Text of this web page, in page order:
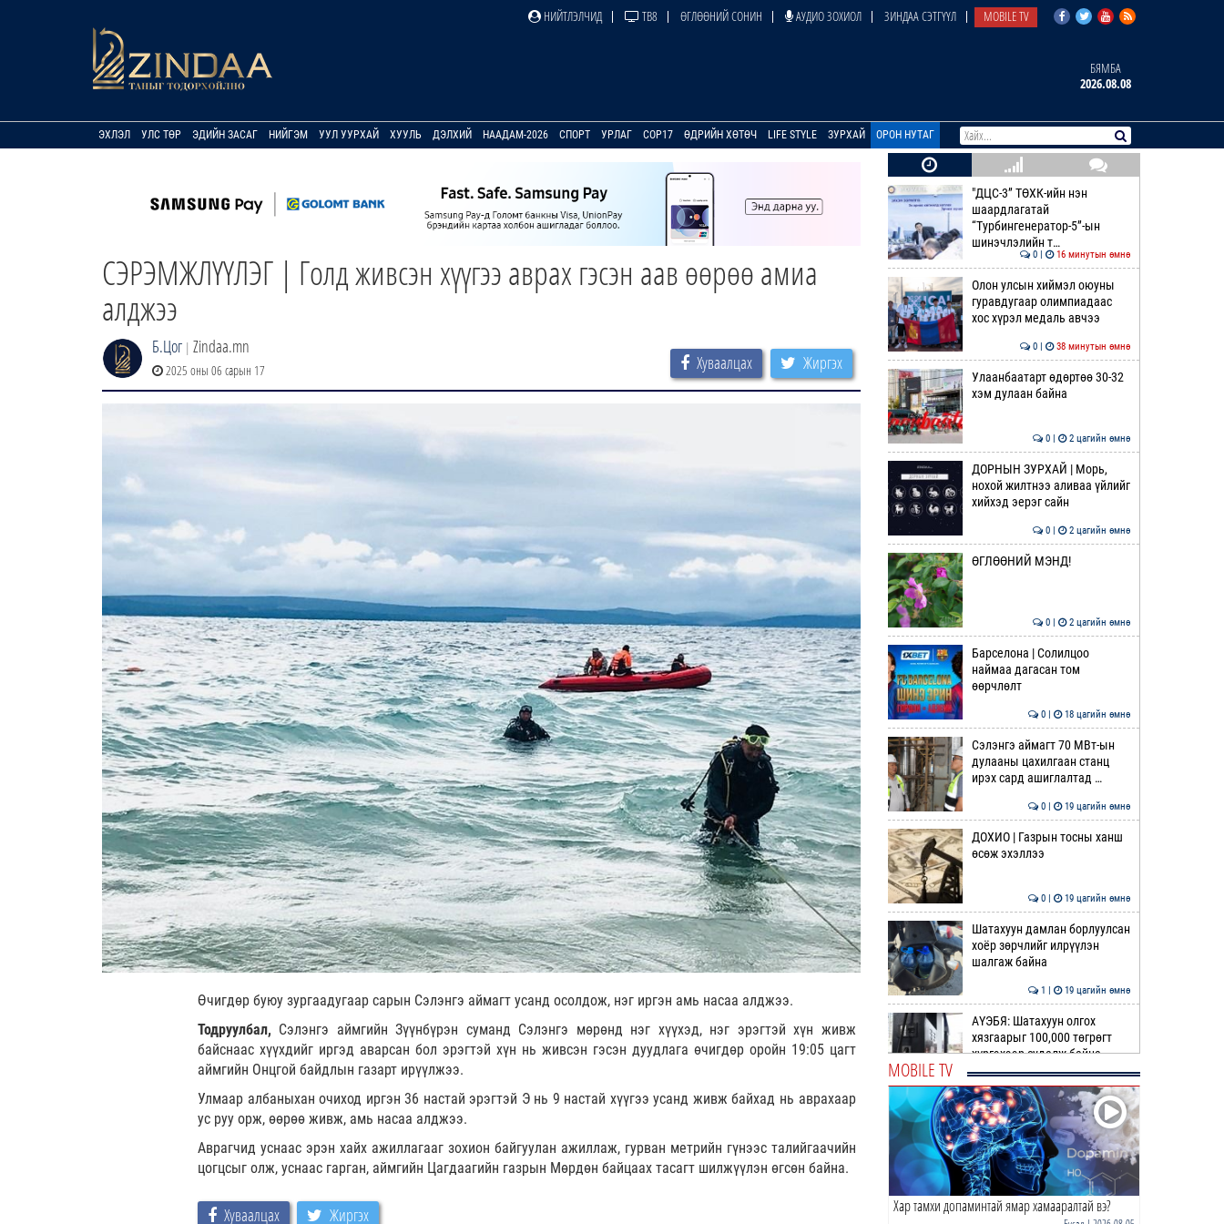
НИЙТЛЭЛЧИД ТВ8 ӨГЛӨӨНИЙ СОНИН АУДИО ЗОХИОЛ ЗИНДАА СЭТГҮҮЛ MOBILE TV
БЯМБА
2026.08.08
ЭХЛЭЛ УЛС ТӨР ЭДИЙН ЗАСАГ НИЙГЭМ УУЛ УУРХАЙ ХУУЛЬ ДЭЛХИЙ НААДАМ-2026 СПОРТ УРЛАГ COP17 ӨДРИЙН ХӨТӨЧ LIFE STYLE ЗУРХАЙ ОРОН НУТАГ
СЭРЭМЖЛҮҮЛЭГ | Голд живсэн хүүгээ аврах гэсэн аав өөрөө амиа
алджээ
Б.Цог | Zindaa.mn
2025 оны 06 сарын 17 Хуваалцах Жиргэх
Өчигдөр буюу зургаадугаар сарын Сэлэнгэ аймагт усанд осолдож, нэг иргэн амь насаа алджээ.
Тодруулбал, Сэлэнгэ аймгийн Зүүнбүрэн суманд Сэлэнгэ мөрөнд нэг хүүхэд, нэг эрэгтэй хүн живж
байснаас хүүхдийг иргэд аварсан бол эрэгтэй хүн нь живсэн гэсэн дуудлага өчигдөр оройн 19:05 цагт
аймгийн Онцгой байдлын газарт ирүүлжээ.
Улмаар албаныхан очиход иргэн 36 настай эрэгтэй Э нь 9 настай хүүгээ усанд живж байхад нь аврахаар
ус руу орж, өөрөө живж, амь насаа алджээ.
Аврагчид уснаас эрэн хайх ажиллагааг зохион байгуулан ажиллаж, гурван метрийн гүнээс талийгаачийн
цогцсыг олж, уснаас гарган, аймгийн Цагдаагийн газрын Мөрдөн байцаах тасагт шилжүүлэн өгсөн байна.
Хуваалцах Жиргэх
"ДЦС-3” ТӨХК-ийн нэн
шаардлагатай
“Турбингенератор-5”-ын
шинэчлэлийн т…
0 | 16 минутын өмнө
Олон улсын хиймэл оюуны
гуравдугаар олимпиадаас
хос хүрэл медаль авчээ
0 | 38 минутын өмнө
Улаанбаатарт өдөртөө 30-32
хэм дулаан байна
0 | 2 цагийн өмнө
ДОРНЫН ЗУРХАЙ | Морь,
нохой жилтнээ аливаа үйлийг
хийхэд эерэг сайн
0 | 2 цагийн өмнө
ӨГЛӨӨНИЙ МЭНД!
0 | 2 цагийн өмнө
Барселона | Солилцоо
наймаа дагасан том
өөрчлөлт
0 | 18 цагийн өмнө
Сэлэнгэ аймагт 70 МВт-ын
дулааны цахилгаан станц
ирэх сард ашиглалтад …
0 | 19 цагийн өмнө
ДОХИО | Газрын тосны ханш
өсөж эхэллээ
0 | 19 цагийн өмнө
Шатахуун дамлан борлуулсан
хоёр зөрчлийг илрүүлэн
шалгаж байна
1 | 19 цагийн өмнө
АҮЭБЯ: Шатахуун олгох
хязгаарыг 100,000 төгрөгт
хүргэхээр судалж байна
ОБЕГ | Олон улсын туршлага
судлах сургалт, дадлагад 14
алба хаагч хамр…
0 | 21 цагийн өмнө
ТАНИЛЦ | Дараах замуудыг
MOBILE TV
Хар тамхи допаминтай ямар хамааралтай вэ?